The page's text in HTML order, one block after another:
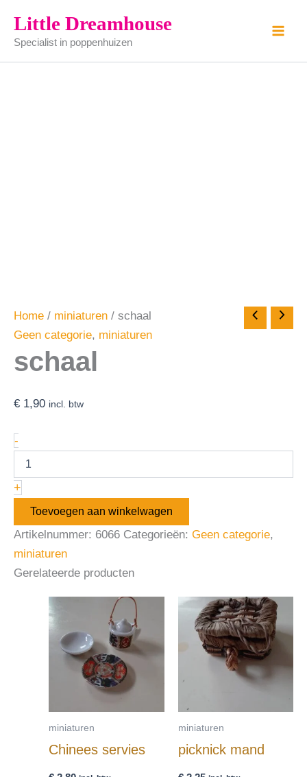
naar
inhoud
Little Dreamhouse
Specialist in poppenhuizen
Home / miniaturen / schaal
Geen categorie, miniaturen
schaal
€ 1,90 incl. btw
-
aantal
+
Toevoegen aan winkelwagen
Artikelnummer: 6066 Categorieën: Geen categorie,
miniaturen
Gerelateerde producten
miniaturen
Chinees servies
miniaturen
picknick mand